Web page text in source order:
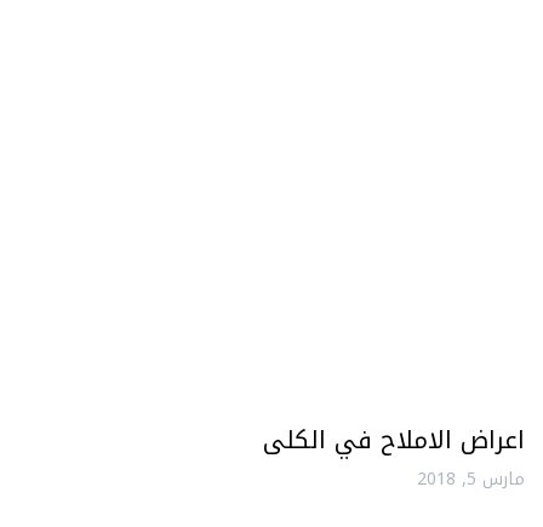
اعراض الاملاح في الكلى
مارس 5, 2018